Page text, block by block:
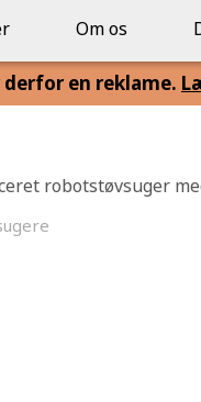
Om os
en reklame.
robotstøvsuger